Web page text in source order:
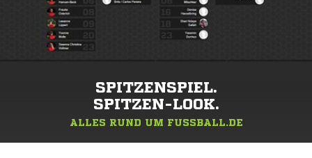
SPITZENSPIEL.
SPITZEN-LOOK.
ALLES RUND UM FUSSBALL.DE